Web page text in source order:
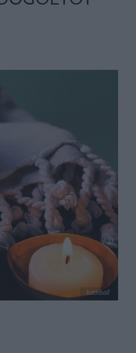
bathball